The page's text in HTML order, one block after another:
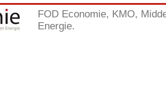
FOD Economie, KMO,
Energie.